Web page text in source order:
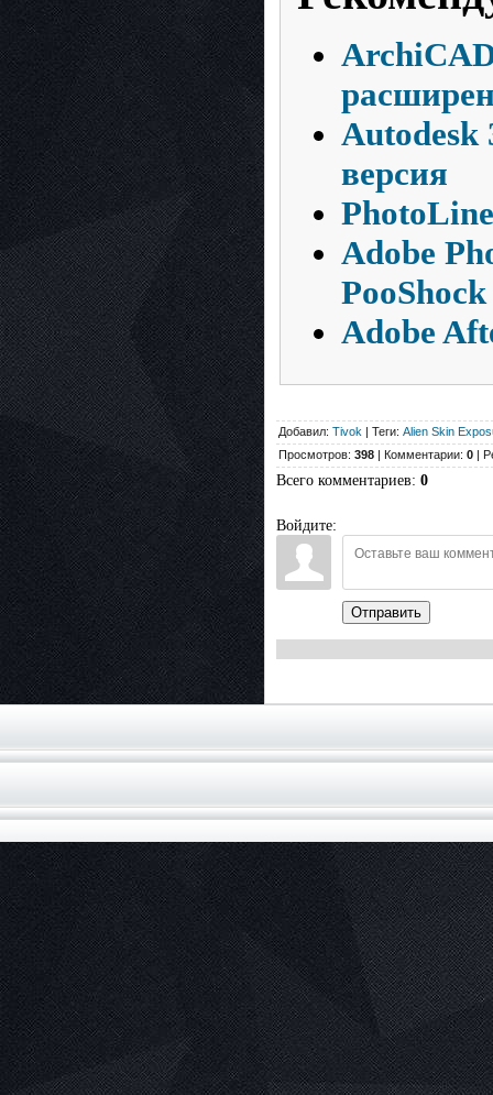
Autodesk
версия
Adobe
PooShock
Adobe
Добавил: Tivok | Теги: Alien Skin
Просмотров: 398 | Комментарии: 0 |
Всего комментариев: 0
Войдите:
Отправить